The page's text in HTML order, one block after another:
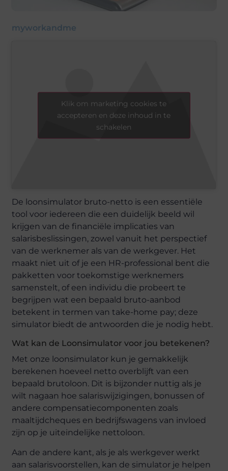
myworkandme
Klik om marketing cookies te
accepteren en deze inhoud in te
schakelen
De loonsimulator bruto-netto is een essentiële
tool voor iedereen die een duidelijk beeld wil
krijgen van de financiële implicaties van
salarisbeslissingen, zowel vanuit het perspectief
van de werknemer als van de werkgever. Het
maakt niet uit of je een HR-professional bent die
pakketten voor toekomstige werknemers
samenstelt, of een individu die probeert te
begrijpen wat een bepaald bruto-aanbod
betekent in termen van take-home pay; deze
simulator biedt de antwoorden die je nodig hebt.
Wat kan de Loonsimulator voor jou betekenen?
Met onze loonsimulator kun je gemakkelijk
berekenen hoeveel netto overblijft van een
bepaald brutoloon. Dit is bijzonder nuttig als je
wilt nagaan hoe salariswijzigingen, bonussen of
andere compensatiecomponenten zoals
maaltijdcheques en bedrijfswagens van invloed
zijn op je uiteindelijke nettoloon.
Aan de andere kant, als je als werkgever werkt
aan salarisvoorstellen, kan de simulator je helpen